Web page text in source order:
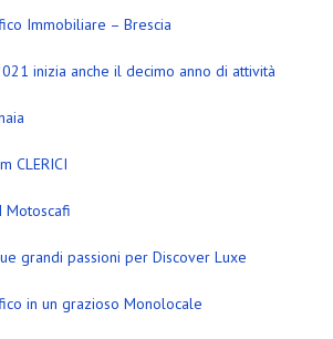
Immobiliare – Brescia
inizia anche il decimo anno di attività
CLERICI
Motoscafi
grandi passioni per Discover Luxe
in un grazioso Monolocale